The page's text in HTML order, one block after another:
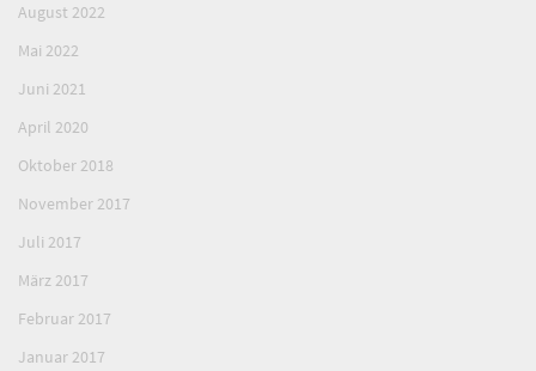
August 2022
Mai 2022
Juni 2021
April 2020
Oktober 2018
November 2017
Juli 2017
März 2017
Februar 2017
Januar 2017